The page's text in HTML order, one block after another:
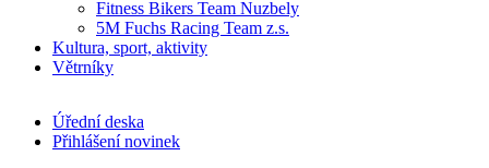
Fitness Bikers Team Nuzbely
5M Fuchs Racing Team z.s.
Kultura, sport, aktivity
Větrníky
Úřední deska
Přihlášení novinek